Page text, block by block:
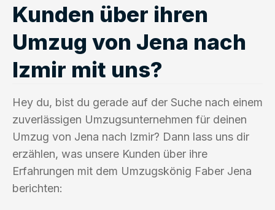
Kunden über ihren
Umzug von Jena nach
Izmir mit uns?
Hey du, bist du gerade auf der Suche nach einem
zuverlässigen Umzugsunternehmen für deinen
Umzug von Jena nach Izmir? Dann lass uns dir
erzählen, was unsere Kunden über ihre
Erfahrungen mit dem Umzugskönig Faber Jena
berichten: